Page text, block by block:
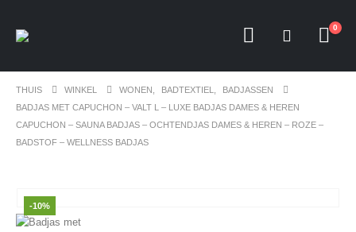
0
THUIS WINKEL WONEN BADTEXTIEL
BADJASSEN
BADJAS MET CAPUCHON – VALT L – LUXE BADJAS DAMES & HEREN
CAPUCHON – SAUNA BADJAS – OCHTENDJAS DAMES & HEREN – ROZE –
BADSTOF – WELLNESS BADJAS
-10%